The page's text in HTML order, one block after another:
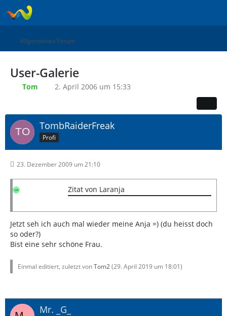
Allgemeines Forum
User-Galerie
Tom 2. April 2006 um 15:33
TombRaiderFreak
Profi
23. Dezember 2009 um 21:10
Zitat von Laranja
Jetzt seh ich auch mal wieder meine Anja =) (du heisst doch
so oder?)
Bist eine sehr schöne Frau.
Einmal editiert, zuletzt vonTom2(29. April 2019 um 18:01)
Mr. _G_